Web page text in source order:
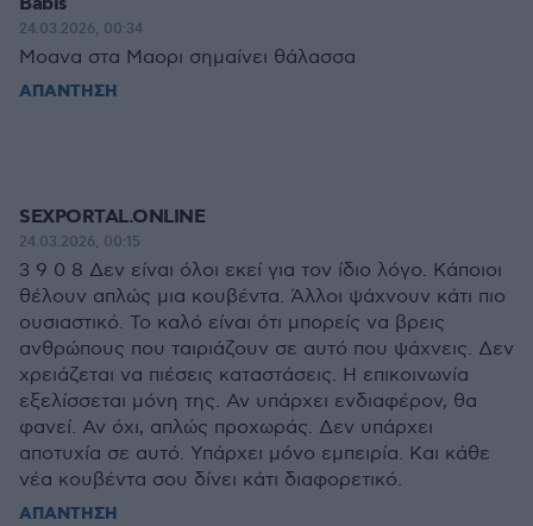
24.03.2026, 00:34
Μοανα στα Μαορι σημαίνει θάλασσα
ΑΠΑΝΤΗΣΗ
SEXPORTAL.ONLINE
24.03.2026, 00:15
3 9 0 8 Δεν είναι όλοι εκεί για τον ίδιο λόγο. Κάποιοι
θέλουν απλώς μια κουβέντα. Άλλοι ψάχνουν κάτι πιο
ουσιαστικό. Το καλό είναι ότι μπορείς να βρεις
ανθρώπους που ταιριάζουν σε αυτό που ψάχνεις. Δεν
χρειάζεται να πιέσεις καταστάσεις. Η επικοινωνία
εξελίσσεται μόνη της. Αν υπάρχει ενδιαφέρον, θα
φανεί. Αν όχι, απλώς προχωράς. Δεν υπάρχει
αποτυχία σε αυτό. Υπάρχει μόνο εμπειρία. Και κάθε
νέα κουβέντα σου δίνει κάτι διαφορετικό.
ΑΠΑΝΤΗΣΗ